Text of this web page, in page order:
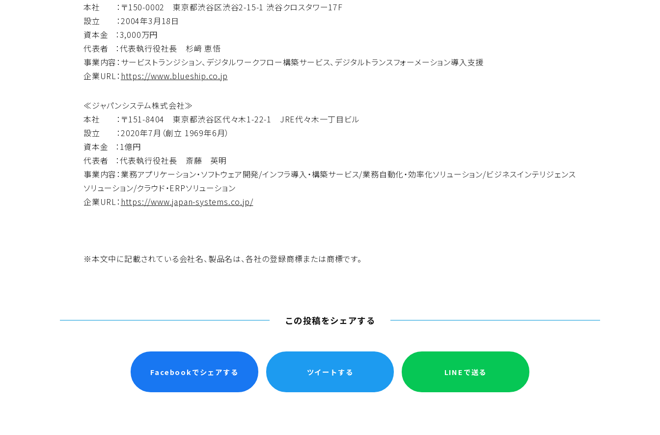
本社 ：〒150-0002 東京都渋谷区渋谷2-15-1 渋谷クロスタワー17F
設立 ：2004年3月18日
資本金 ：3,000万円
代表者 ：代表執行役社長 杉﨑 恵悟
事業内容：サービストランジション、デジタルワークフロー構築サービス、デジタルトランスフォーメーション導入支援
企業URL： https://www.blueship.co.jp
≪ジャパンシステム株式会社≫
本社 ：〒151-8404 東京都渋谷区代々木1-22-1 JRE代々木一丁目ビル
設立 ：2020年7月（創立 1969年6月）
資本金 ：1億円
代表者 ：代表執行役社長 斎藤 英明
事業内容：業務アプリケーション・ソフトウェア開発/インフラ導入・構築サービス/業務自動化・効率化ソリューション/ビジネスインテリジェンス
ソリューション/クラウド・ERPソリューション
企業URL： https://www.japan-systems.co.jp/
※本文中に記載されている会社名、製品名は、各社の登録商標または商標です。
この投稿をシェアする
Facebookでシェアする ツイートする LINEで送る